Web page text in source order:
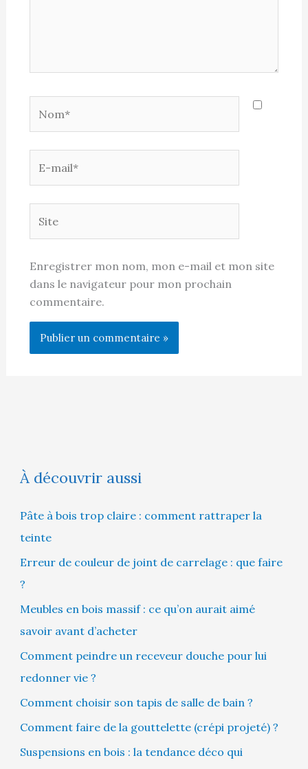
mail*
Enregistrer mon nom, mon e-mail et mon site
dans le navigateur pour mon prochain
commentaire.
À découvrir aussi
Pâte à bois trop claire : comment rattraper la
teinte
Erreur de couleur de joint de carrelage : que faire
?
Meubles en bois massif : ce qu’on aurait aimé
savoir avant d’acheter
Comment peindre un receveur douche pour lui
redonner vie ?
Comment choisir son tapis de salle de bain ?
Comment faire de la gouttelette (crépi projeté) ?
Suspensions en bois : la tendance déco qui